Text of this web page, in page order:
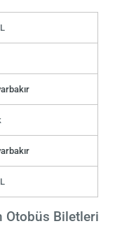
Otobüs Biletleri